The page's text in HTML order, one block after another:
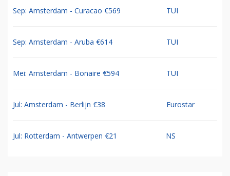
Sep: Amsterdam - Curacao €569 TUI
Sep: Amsterdam - Aruba €614 TUI
Mei: Amsterdam - Bonaire €594 TUI
Jul: Amsterdam - Berlijn €38 Eurostar
Jul: Rotterdam - Antwerpen €21 NS